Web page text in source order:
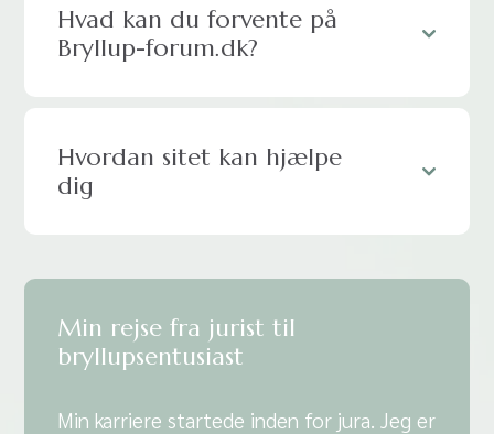
Hvad kan du forvente på
Bryllup-forum.dk?
Hvordan sitet kan hjælpe
dig
Min rejse fra jurist til
bryllupsentusiast
Min karriere startede inden for jura. Jeg er